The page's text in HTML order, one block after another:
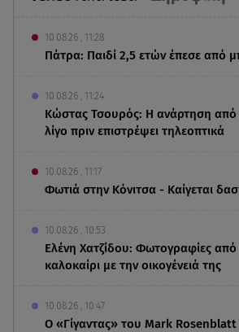
10.08.26 , 11:28
Πάτρα: Παιδί 2,5 ετών έπεσε από
10.08.26 , 11:24
Κώστας Τσουρός: Η ανάρτηση από
λίγο πριν επιστρέψει τηλεοπτικά
10.08.26 , 11:17
Φωτιά στην Κόνιτσα - Καίγεται
10.08.26 , 10:53
Ελένη Χατζίδου: Φωτογραφίες
καλοκαίρι με την οικογένειά της
10.08.26 , 10:47
Ο «Γίγαντας» του Mark